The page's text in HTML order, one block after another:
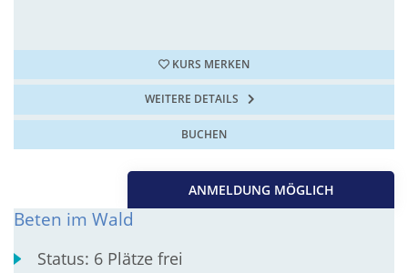
KURS MERKEN
WEITERE DETAILS
BUCHEN
ANMELDUNG MÖGLICH
Beten im Wald
Status: 6 Plätze frei